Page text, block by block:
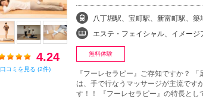
4.24
口コミを見る (2件)
八丁堀駅、宝町駅、新富町駅、築
エステ・フェイシャル、イメージアップ、トータルビューティー、
無料体験
『フーレセラピー』ご存知ですか？
は、手で行なうマッサージが主流です
す！！ 『フーレセラピー』の特長と